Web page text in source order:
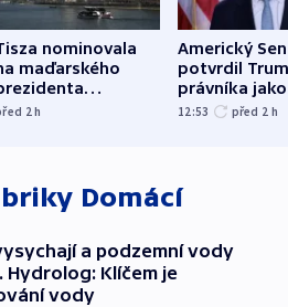
nominovala
maďarského
šéfa
2h
Americký
potvrdil
právníka jako
ministra
12:53 před 2 h
Domácí
a podzemní vody
Hydrolog: Klíčem je
vody